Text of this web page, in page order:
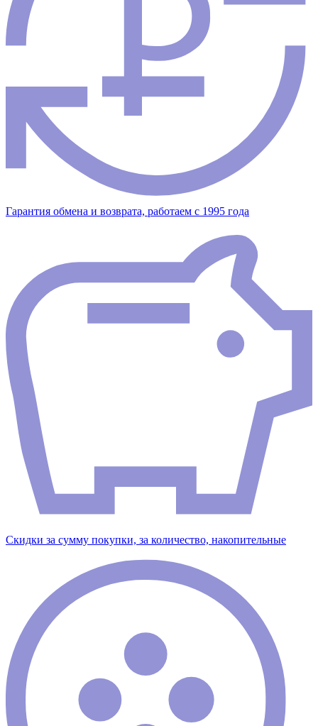
Гарантия обмена и возврата, работаем с 1995 года
Скидки за сумму покупки, за количество, накопительные